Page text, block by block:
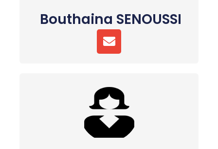
Bouthaina SENOUSSI
E
N
L
O
P
E